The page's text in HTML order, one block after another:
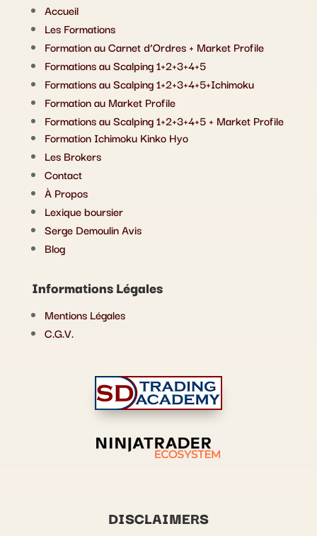
Accueil
Les Formations
Formation au Carnet d’Ordres + Market Profile
Formations au Scalping 1+2+3+4+5
Formations au Scalping 1+2+3+4+5+Ichimoku
Formation au Market Profile
Formations au Scalping 1+2+3+4+5 + Market Profile
Formation Ichimoku Kinko Hyo
Les Brokers
Contact
À Propos
Lexique boursier
Serge Demoulin Avis
Blog
Informations Légales
Mentions Légales
C.G.V.
DISCLAIMERS